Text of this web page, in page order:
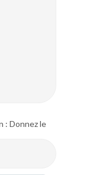
: Donnez le